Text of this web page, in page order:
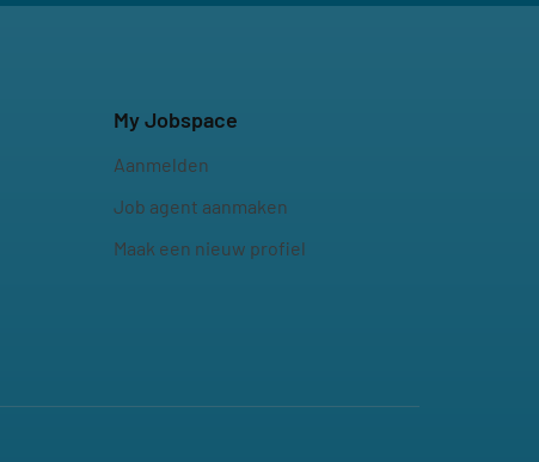
My Jobspace
Aanmelden
Job agent aanmaken
Maak een nieuw profiel